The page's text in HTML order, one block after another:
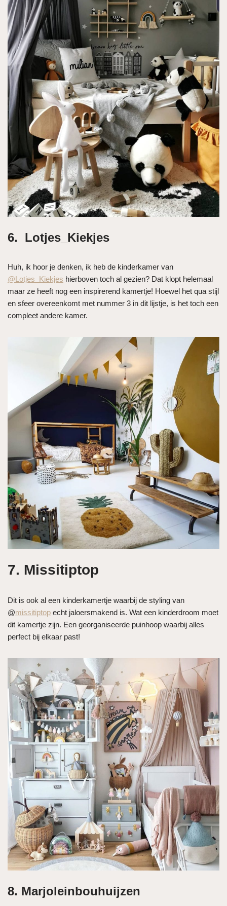
6. Lotjes_Kiekjes
Huh, ik hoor je denken, ik heb de kinderkamer van
@Lotjes_Kiekjes hierboven toch al gezien? Dat klopt helemaal
maar ze heeft nog een inspirerend kamertje! Hoewel het qua stijl
en sfeer overeenkomt met nummer 3 in dit lijstje, is het toch een
compleet andere kamer.
7. Missitiptop
Dit is ook al een kinderkamertje waarbij de styling van
@missitiptop echt jaloersmakend is. Wat een kinderdroom moet
dit kamertje zijn. Een georganiseerde puinhoop waarbij alles
perfect bij elkaar past!
8. Marjoleinbouhuijzen